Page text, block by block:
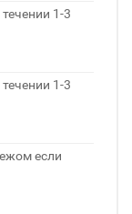
1-3
1-3
если